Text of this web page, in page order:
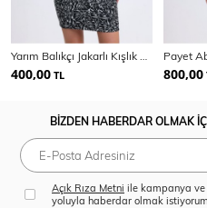
400,00 TL 800,00
BİZDEN HABERDAR OLMAK
Açık Rıza Metni ile kampanya ve
yoluyla haberdar olmak istiyorum.